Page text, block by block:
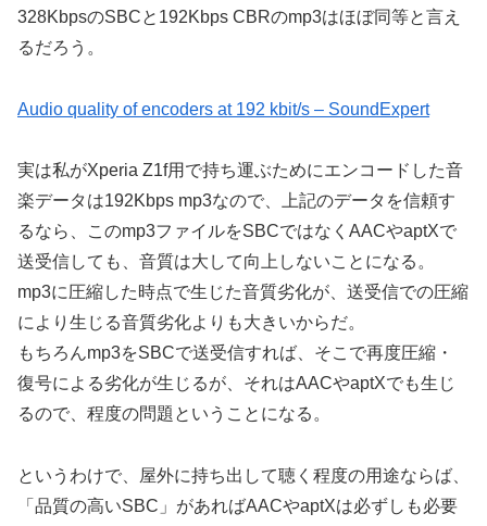
328KbpsのSBCと192Kbps CBRのmp3はほぼ同等と言え
るだろう。
Audio quality of encoders at 192 kbit/s – SoundExpert
実は私がXperia Z1f用で持ち運ぶためにエンコードした音
楽データは192Kbps mp3なので、上記のデータを信頼す
るなら、このmp3ファイルをSBCではなくAACやaptXで
送受信しても、音質は大して向上しないことになる。
mp3に圧縮した時点で生じた音質劣化が、送受信での圧縮
により生じる音質劣化よりも大きいからだ。
もちろんmp3をSBCで送受信すれば、そこで再度圧縮・
復号による劣化が生じるが、それはAACやaptXでも生じ
るので、程度の問題ということになる。
というわけで、屋外に持ち出して聴く程度の用途ならば、
「品質の高いSBC」があればAACやaptXは必ずしも必要